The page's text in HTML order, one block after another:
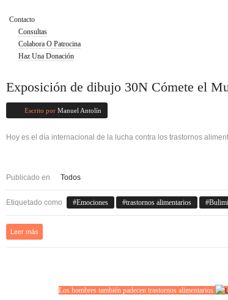
Contacto
Consultas
Colabora O Patrocina
Haz Una Donación
Exposición de dibujo 30N Cómete el
Escrito por Manuel Antolín
Hoy es el día internacional de la lucha contra los trastornos
Publicado en Todos
Etiquetado como Emociones trastornos alimentarios
Leer más
Los hombres también padecen trastornos alimentarios